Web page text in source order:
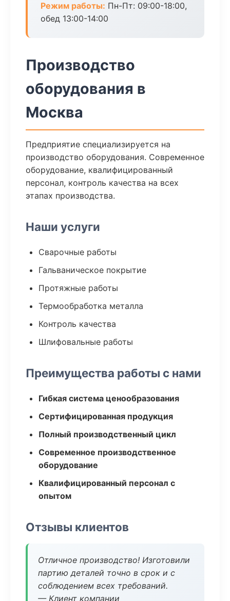
Режим работы: Пн-Пт: 09:00-18:00,
обед 13:00-14:00
Производство
оборудования в
Москва
Предприятие специализируется на
производство оборудования. Современное
оборудование, квалифицированный
персонал, контроль качества на всех
этапах производства.
Наши услуги
Сварочные работы
Гальваническое покрытие
Протяжные работы
Термообработка металла
Контроль качества
Шлифовальные работы
Преимущества работы с нами
Гибкая система ценообразования
Сертифицированная продукция
Полный производственный цикл
Современное производственное
оборудование
Квалифицированный персонал с
опытом
Отзывы клиентов
Отличное производство! Изготовили
партию деталей точно в срок и с
соблюдением всех требований.
— Клиент компании